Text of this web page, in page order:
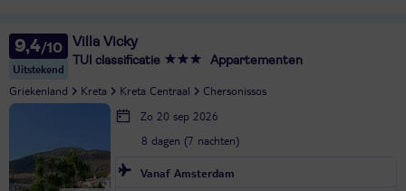
9,4
Uitstekend
Villa Vicky
TUI classificatie Appartementen
Griekenland Kreta Kreta Centraal Chersonissos
Zo 20 sep 2026
8 dagen (7 nachten)
Vanaf Amsterdam